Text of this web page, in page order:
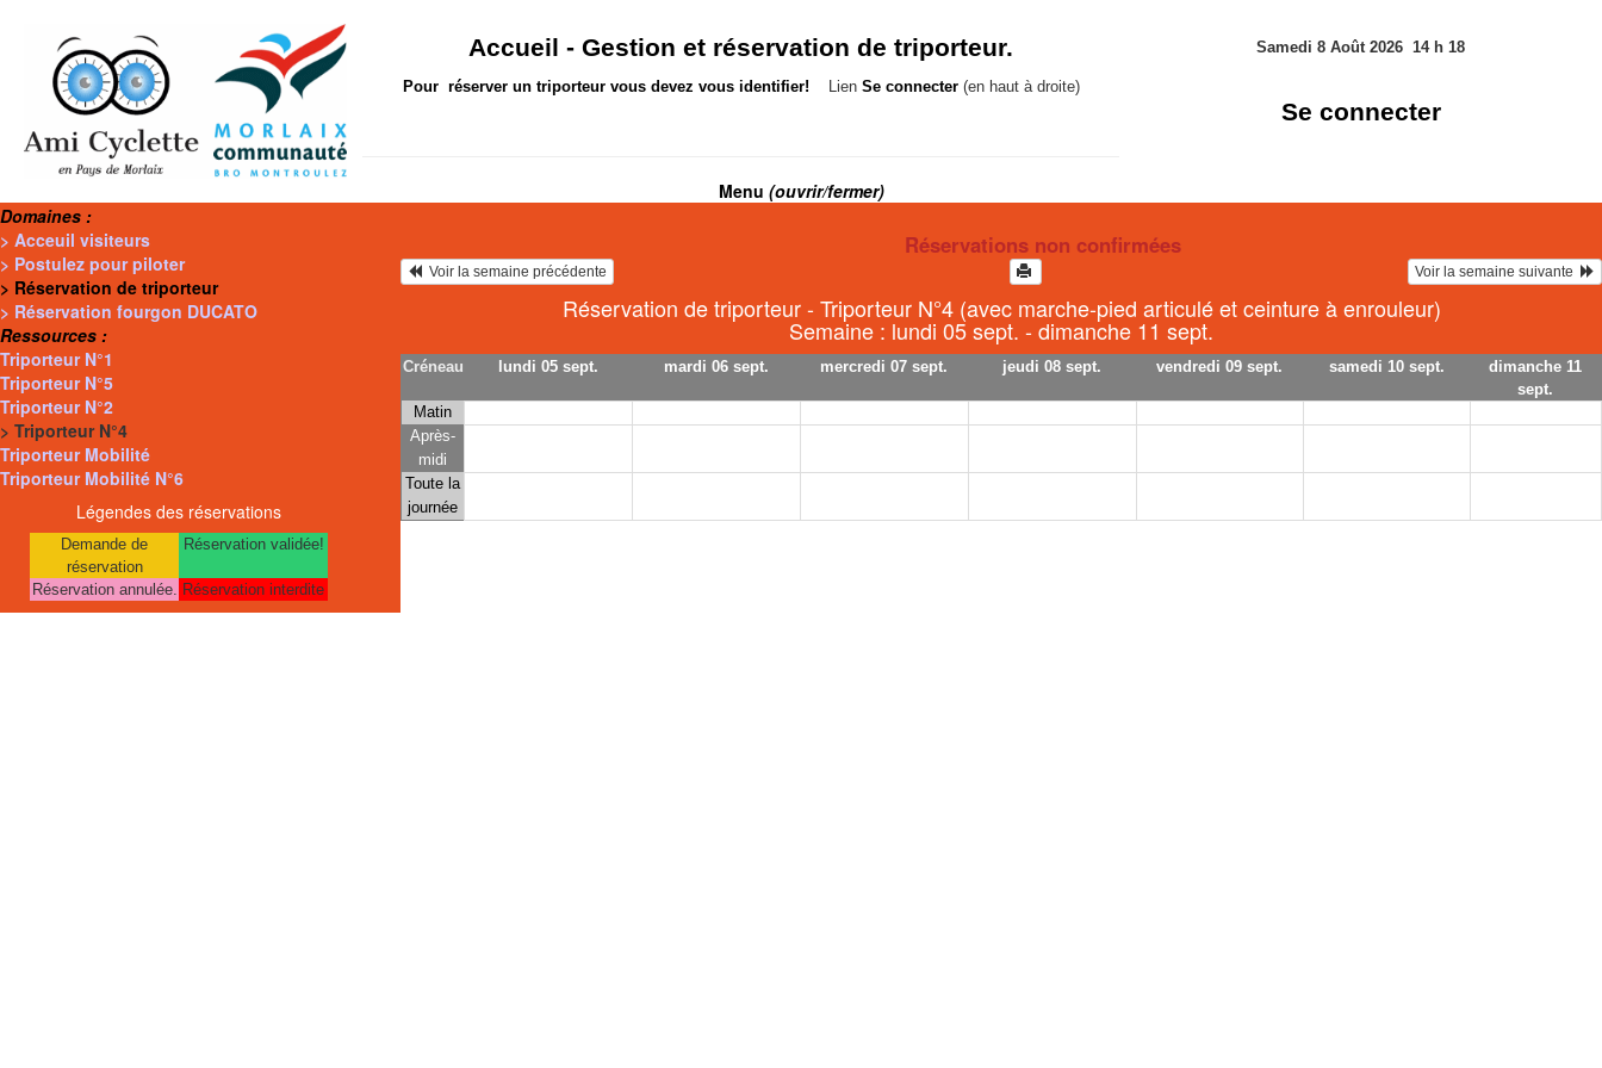
Accueil -Gestion et réservation de triporteur.
Pour réserver un triporteur vous devez vous identifier! Lien Se connecter(en haut à droite)
Samedi 8 Août 2026 14h 18
Se connecter
Menu (ouvrir/fermer)
Domaines :
> Acceuil visiteurs
> Postulez pour piloter
> Réservation de triporteur
> Réservation fourgon DUCATO
Ressources :
Triporteur N°1
Triporteur N°5
Triporteur N°2
> Triporteur N°4
Triporteur Mobilité
Triporteur Mobilité N°6
Légendes des réservations
Demande de
réservation
Réservation validée!
Réservation annulée. Réservation interdite
Réservations non confirmées
  Voir la semaine précédente
Voir la semaine suivante
Réservation de triporteur - Triporteur N°4 (avec marche-pied articulé et ceinture à enrouleur)
Semaine : lundi 05 sept. - dimanche 11 sept.
Créneau lundi 05 sept. mardi 06 sept. mercredi 07 sept. jeudi 08 sept. vendredi 09 sept. samedi 10 sept.
dimanche 11
sept.
Matin
Après-
midi
Toute la
journée